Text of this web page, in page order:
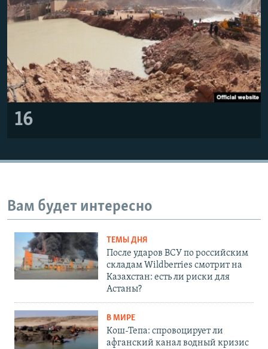
16
Вам будет интересно
ТЕМЫ ДНЯ
После ударов ВСУ по российским
складам Wildberries смотрит на
Казахстан: есть ли риски для
Астаны?
В МИРЕ
Кош-Тепа: спровоцирует ли
афганский канал водный кризис